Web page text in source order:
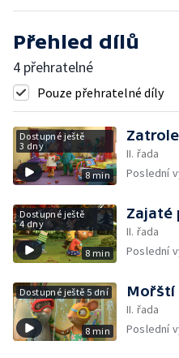
Přehled dílů
4 přehratelné
Pouze přehratelné díly
Dostupné ještě
3 dny
8 min
II. řada
Poslední
Dostupné ještě
4 dny
8 min
Zajaté
II. řada
Poslední
Dostupné ještě 5 dní
8 min
Mořští
II. řada
Poslední